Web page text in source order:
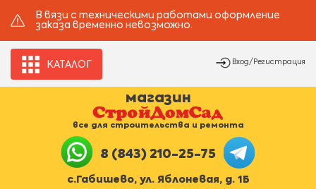
В вязи с техническими работами оформление
заказа временно невозможно.
КАТАЛОГ Вход/Регистрация
магазин
все для строительства и ремонта
8 (843) 210-25-75
с.Габишево, ул. Яблоневая, д. 1Б